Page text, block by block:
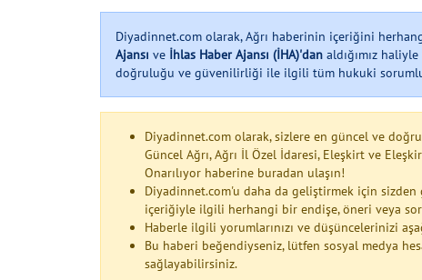
Diyadinnet.com olarak, Ağrı haberinin içeriğini
Ajansı ve İhlas Haber Ajansı (İHA)'dan aldığımız
doğruluğu ve güvenilirliği ile ilgili tüm hukuki
Diyadinnet.com olarak, sizlere en güncel ve
Güncel Ağrı, Ağrı İl Özel İdaresi, Eleşkirt ve
Onarılıyor haberine buradan ulaşın!
Diyadinnet.com'u daha da geliştirmek için
içeriğiyle ilgili herhangi bir endişe, öneri veya
Haberle ilgili yorumlarınızı ve düşüncelerinizi
Bu haberi beğendiyseniz, lütfen sosyal medya
sağlayabilirsiniz.